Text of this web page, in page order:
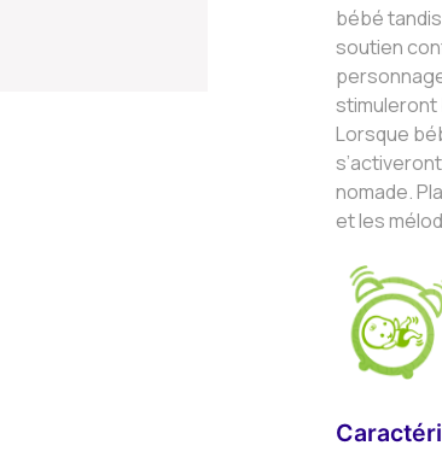
bébé
soutien
stimuleront
Lorsque
nomade.
et les